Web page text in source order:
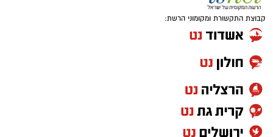
קבוצת התקשורת ומקומוני הרשת: